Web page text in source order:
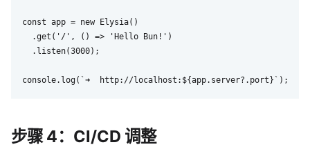
const app = new Elysia()
  .get('/', () => 'Hello Bun!')
  .listen(3000);
console.log(`➜  http://localhost:${app.server?.port}`);
步骤 4：CI/CD 调整